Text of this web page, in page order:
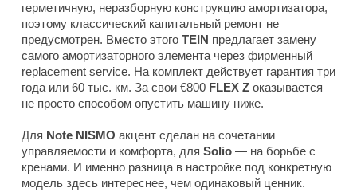
герметичную, неразборную конструкцию амортизатора,
поэтому классический капитальный ремонт не
предусмотрен. Вместо этого TEIN предлагает замену
самого амортизаторного элемента через фирменный
replacement service. На комплект действует гарантия три
года или 60 тыс. км. За свои €800 FLEX Z оказывается
не просто способом опустить машину ниже.
Для Note NISMO акцент сделан на сочетании
управляемости и комфорта, для Solio — на борьбе с
кренами. И именно разница в настройке под конкретную
модель здесь интереснее, чем одинаковый ценник.